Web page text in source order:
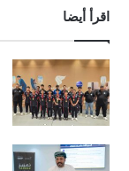
اقرأ أيضا